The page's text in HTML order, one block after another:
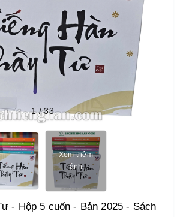
1/33
Xem thêm
ảnh
- Hộp 5 cuốn - Bản 2025 - Sách